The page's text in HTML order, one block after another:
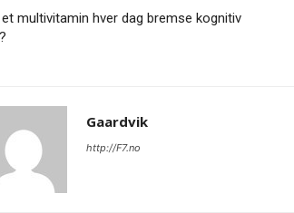
multivitamin hver dag bremse kognitiv
Gaardvik
http://F7.no